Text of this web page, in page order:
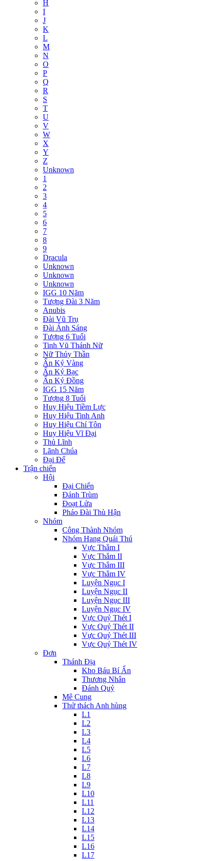
H
I
J
K
L
M
N
O
P
Q
R
S
T
U
V
W
X
Y
Z
Unknown
1
2
3
4
5
6
7
8
9
Dracula
Unknown
Unknown
Unknown
IGG 10 Năm
Tượng Đài 3 Năm
Anubis
Đài Vũ Trụ
Đài Ánh Sáng
Tượng 6 Tuổi
Tinh Vũ Thánh Nữ
Nữ Thủy Thần
Ấn Ký Vàng
Ấn Ký Bạc
Ấn Ký Đồng
IGG 15 Năm
Tượng 8 Tuổi
Huy Hiệu Tiềm Lực
Huy Hiệu Tinh Anh
Huy Hiệu Chí Tôn
Huy Hiệu Vĩ Đại
Thủ Lĩnh
Lãnh Chúa
Đại Đế
Trận chiến
Hội
Đại Chiến
Đánh Trùm
Đoạt Lửa
Pháo Đài Thù Hận
Nhóm
Công Thành Nhóm
Nhóm Hang Quái Thú
Vực Thẳm I
Vực Thẳm II
Vực Thẳm III
Vực Thẳm IV
Luyện Ngục I
Luyện Ngục II
Luyện Ngục III
Luyện Ngục IV
Vực Quỷ Thét I
Vực Quỷ Thét II
Vực Quỷ Thét III
Vực Quỷ Thét IV
Đơn
Thánh Địa
Kho Báu Bí Ẩn
Thương Nhân
Đánh Quỷ
Mê Cung
Thử thách Anh hùng
L1
L2
L3
L4
L5
L6
L7
L8
L9
L10
L11
L12
L13
L14
L15
L16
L17